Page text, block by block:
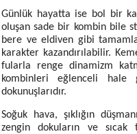
Günlük hayatta ise bol bir
oluşan sade bir kombin bile
bere ve eldiven gibi
karakter kazandırılabilir.
fularla renge dinamizm
kombinleri eğlenceli hale
dokunuşlarıdır.
Soğuk hava, şıklığın
zengin dokuların ve sıcak